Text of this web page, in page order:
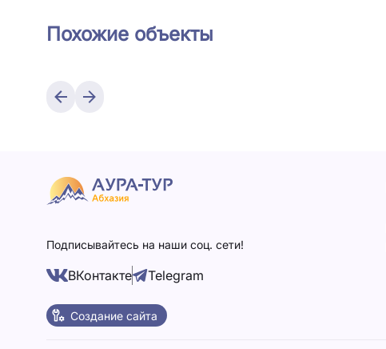
Похожие объекты
Подписывайтесь на наши соц. сети!
ВКонтакте Telegram
Создание сайта